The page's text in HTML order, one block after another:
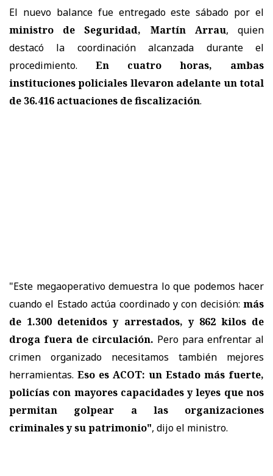
El nuevo balance fue entregado este sábado por el
ministro de Seguridad, Martín Arrau, quien
destacó la coordinación alcanzada durante el
procedimiento. En cuatro horas, ambas
instituciones policiales llevaron adelante un total
de 36.416 actuaciones de fiscalización.
"Este megaoperativo demuestra lo que podemos hacer
cuando el Estado actúa coordinado y con decisión: más
de 1.300 detenidos y arrestados, y 862 kilos de
droga fuera de circulación. Pero para enfrentar al
crimen organizado necesitamos también mejores
herramientas. Eso es ACOT: un Estado más fuerte,
policías con mayores capacidades y leyes que nos
permitan golpear a las organizaciones
criminales y su patrimonio", dijo el ministro.